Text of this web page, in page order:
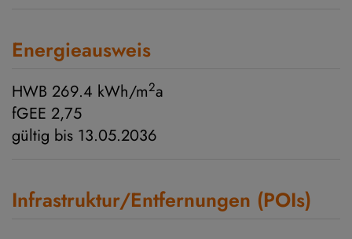
Energieausweis
HWB 269.4 kWh/m2a
fGEE 2,75
gültig bis 13.05.2036
Infrastruktur/Entfernungen (POIs)